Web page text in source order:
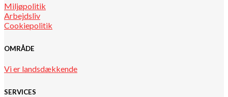
Miljøpolitik
Arbejdsliv
Cookiepolitik
OMRÅDE
Vi er landsdækkende
SERVICES